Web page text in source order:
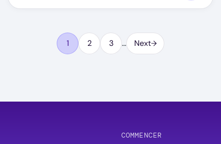
PaginationPage
1 Page
2 Page
3 … Next
COMMENCER